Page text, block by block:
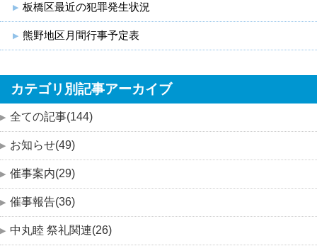
板橋区最近の犯罪発生状況
熊野地区月間行事予定表
カテゴリ別記事アーカイブ
全ての記事(144)
お知らせ(49)
催事案内(29)
催事報告(36)
中丸睦 祭礼関連(26)